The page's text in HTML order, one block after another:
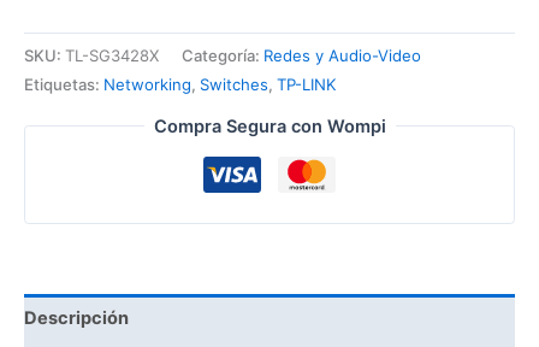
SKU: TL-SG3428X Categoría: Redes y Audio-Video
Etiquetas: Networking, Switches, TP-LINK
Compra Segura con Wompi
Descripción